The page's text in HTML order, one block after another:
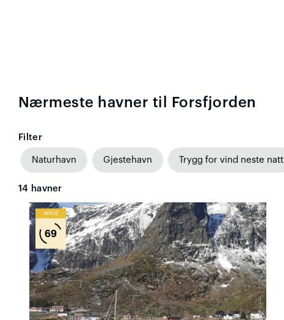
Nærmeste havner til Forsfjorden
Filter
Naturhavn Gjestehavn Trygg for vind neste natt
14 havner
Wind
69